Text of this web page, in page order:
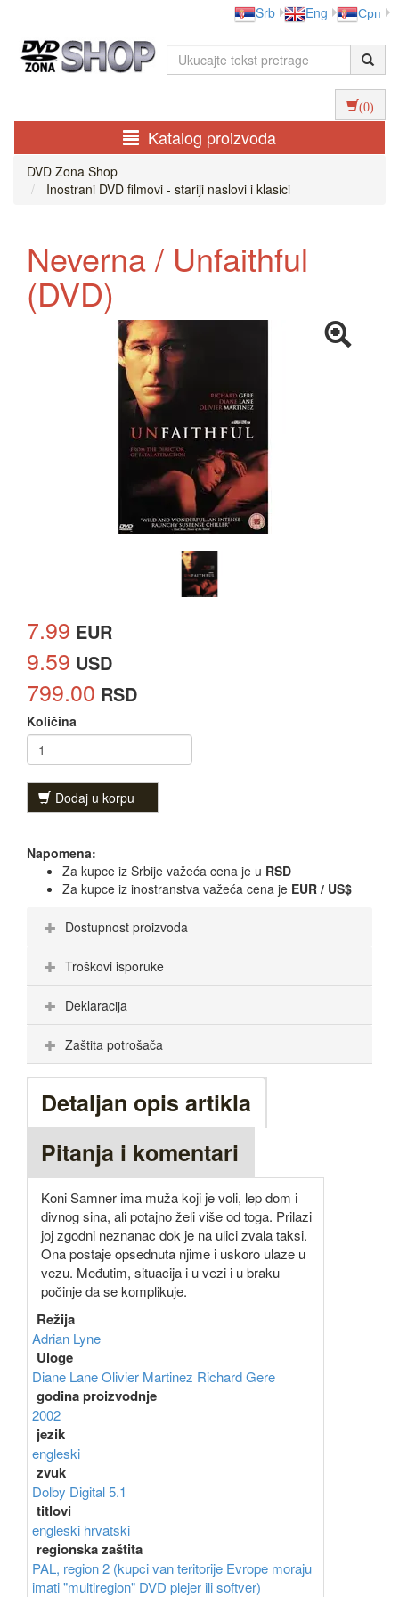
Srb Eng Срп
(0)
Katalog proizvoda
DVD Zona Shop
Inostrani DVD filmovi - stariji naslovi i klasici
Neverna / Unfaithful
(DVD)
7.99 EUR
9.59 USD
799.00 RSD
Količina
Dodaj u korpu
Napomena:
Za kupce iz Srbije važeća cena je u RSD
Za kupce iz inostranstva važeća cena je EUR / US$
Dostupnost proizvoda
Troškovi isporuke
Deklaracija
Zaštita potrošača
Detaljan opis artikla
Pitanja i komentari
Koni Samner ima muža koji je voli, lep dom i
divnog sina, ali potajno želi više od toga. Prilazi
joj zgodni neznanac dok je na ulici zvala taksi.
Ona postaje opsednuta njime i uskoro ulaze u
vezu. Međutim, situacija i u vezi i u braku
počinje da se komplikuje.
Režija
Adrian Lyne
Uloge
Diane LaneOlivier Martinez Richard Gere
godina proizvodnje
2002
jezik
engleski
zvuk
Dolby Digital 5.1
titlovi
engleski hrvatski
regionska zaštita
PAL, region 2 (kupci van teritorije Evrope moraju
imati "multiregion" DVD plejer ili softver)